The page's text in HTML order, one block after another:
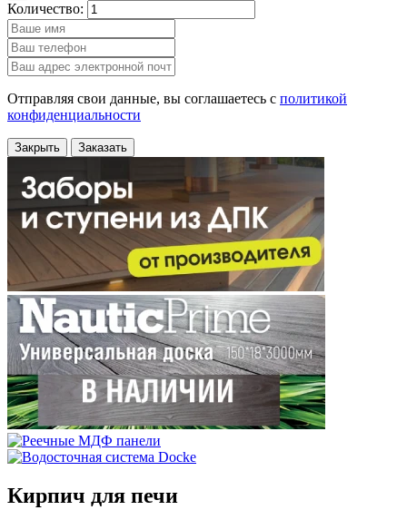
Количество:
Отправляя свои данные, вы соглашаетесь с политикой
конфиденциальности
Закрыть Заказать
Кирпич для печи